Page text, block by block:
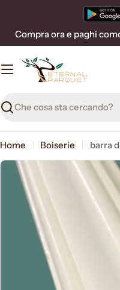
contenuto
Compra ora e paghi
Ricerca
Home Boiserie